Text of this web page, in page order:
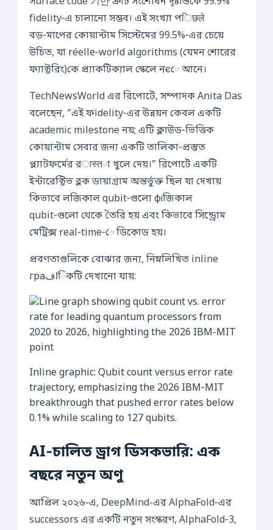
fidelity‑এ চালানো সম্ভব। এই সংখ্যা পिछले
বড়‑মাপের কোয়ান্টাম সিস্টেমের 99.5%‑এর চেয়ে
উচিত, যা réelle‑world algorithms (যেমন শোরের
ফ্যাক্টরিং)কে প্র্যাকটিক্যাল স্কেলে নєে আনে।
TechNewsWorld এর রিপোর্টে, সম্পাদক Anita Das
বলেছেন, “এই ফidelity‑এর উন্নয়ন কেবল একটি
academic milestone নয়; এটি ক্লাউড‑ভিত্তিক
কোয়ান্টাম সেবার জন্য একটি তালিকা‑প্রস্তুত
প্ল্যাটফর্মের রास्तা খুলে দেয়।” রিপোর্টে একটি
ইন্টারেক্টিভ ব্লক ডায়াগ্রাম অন্তর্ভুক্ত ছিল যা দেখায়
কিভাবে লজিকাল qubit‑গুলো фіজিকাল
qubit‑গুলো থেকে তৈরি হয় এবং কিভাবে সিন্ড্রোম
মেট্রিক্স real‑time‑ে ডিকোড হয়।
প্রবণতাগুলিকে বোঝার জন্য, নিম্নলিখিত inline
граافিকটি দেখানো যায়:
Inline graphic: Qubit count versus error rate
trajectory, emphasizing the 2026 IBM‑MIT
breakthrough that pushed error rates below
0.1% while scaling to 127 qubits.
AI‑চালিত ড্রাগ ডিসকভারি: এক
বছরে নতুন অণু
আপ্রিল ২০২৬-এ, DeepMind-এর AlphaFold‑এর
successors এর একটি নতুন সংস্করণ, AlphaFold‑3,